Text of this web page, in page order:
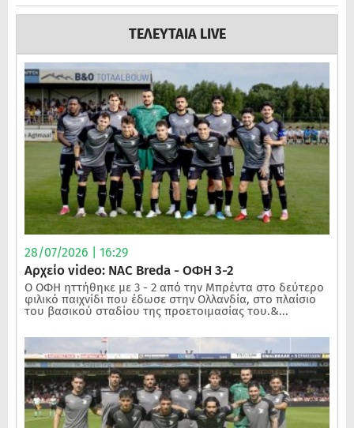
ΤΕΛΕΥΤΑΙΑ LIVE
28/07/2026 | 16:29
Αρχείο video: NAC Breda - ΟΦΗ 3-2
Ο ΟΦΗ ηττήθηκε με 3 - 2 από την Μπρέντα στο δεύτερο
φιλικό παιχνίδι που έδωσε στην Ολλανδία, στο πλαίσιο
του βασικού σταδίου της προετοιμασίας του.&...